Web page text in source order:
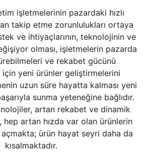
işletmelerinin pazardaki hızlı
takip etme zorunlulukları ortaya
ve ihtiyaçlarının, teknolojinin ve
olması, işletmelerin pazarda
ve rekabet gücünü
için yeni ürünler geliştirmelerini
uzun süre hayatta kalması yeni
sunma yeteneğine bağlıdır.
artan rekabet ve dinamik
hep artan hızda var olan ürünlerin
açmakta; ürün hayat seyri daha da
kısalmaktadır.